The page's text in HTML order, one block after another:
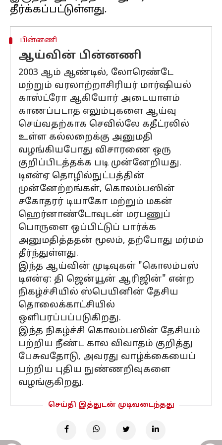
பின்னணி
ஆய்வின் பின்னணி
2003 ஆம் ஆண்டில், லோரெண்டே
மற்றும் வரலாற்றாசிரியர் மார்ஷியல்
காஸ்ட்ரோ ஆகியோர் அடையாளம்
காணப்படாத எலும்புகளை ஆய்வு
செய்வதற்காக செவில்லே கதீட்ரலில்
உள்ள கல்லறைக்கு அனுமதி
வழங்கியபோது விசாரணை ஒரு
குறிப்பிடத்தக்க படி முன்னேறியது.
டிஎன்ஏ தொழில்நுட்பத்தின்
முன்னேற்றங்கள், கொலம்பஸின்
சகோதரர் டியாகோ மற்றும் மகன்
ஹெர்னாண்டோவுடன் மரபணுப்
பொருளை ஒப்பிட்டுப் பார்க்க
அனுமதித்ததன் மூலம், தற்போது மர்மம்
தீர்ந்துள்ளது.
இந்த ஆய்வின் முடிவுகள் "கொலம்பஸ்
டிஎன்ஏ: தி ஜென்யூன் ஆரிஜின்" என்ற
நிகழ்ச்சியில் ஸ்பெயினின் தேசிய
தொலைக்காட்சியில்
ஒளிபரப்பப்படுகிறது.
இந்த நிகழ்ச்சி கொலம்பஸின் தேசியம்
பற்றிய நீண்ட கால விவாதம் குறித்து
பேசுவதோடு, அவரது வாழ்க்கையைப்
பற்றிய புதிய நுண்ணறிவுகளை
வழங்குகிறது.
செய்தி இத்துடன் முடிவடைந்தது